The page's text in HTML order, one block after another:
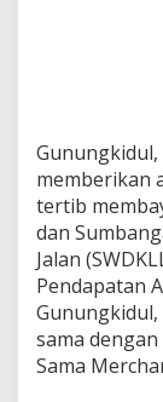
Gunungkidul,
memberikan
tertib
dan
Jalan
Pendapatan
sama
Sama